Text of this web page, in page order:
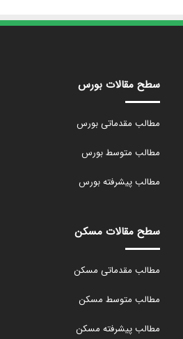
سطح مقالات بورس
مطالب مقدماتی بورس
مطالب متوسط بورس
مطالب پیشرفته بورس
سطح مقالات مسکن
مطالب مقدماتی مسکن
مطالب متوسط مسکن
مطالب پیشرفته مسکن